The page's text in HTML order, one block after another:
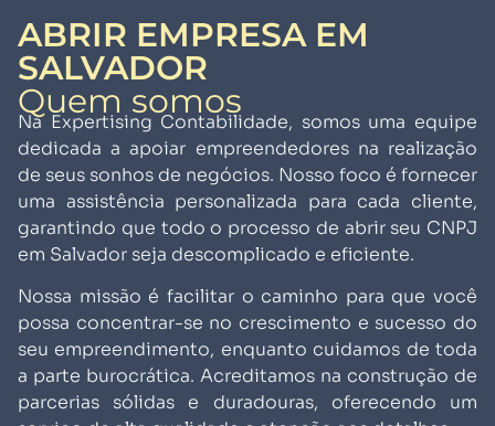
ABRIR EMPRESA EM
SALVADOR
Quem somos
Na Expertising Contabilidade, somos uma equipe
dedicada a apoiar empreendedores na realização
de seus sonhos de negócios. Nosso foco é fornecer
uma assistência personalizada para cada cliente,
garantindo que todo o processo de abrir seu CNPJ
em Salvador seja descomplicado e eficiente.
Nossa missão é facilitar o caminho para que você
possa concentrar-se no crescimento e sucesso do
seu empreendimento, enquanto cuidamos de toda
a parte burocrática. Acreditamos na construção de
parcerias sólidas e duradouras, oferecendo um